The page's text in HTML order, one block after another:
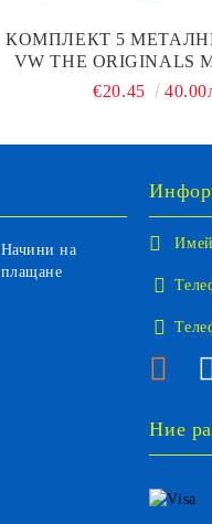
КОМПЛЕКТ 5
VW THE ORIGINALS
212055008
€20.45
Начини на
плащане
Ние